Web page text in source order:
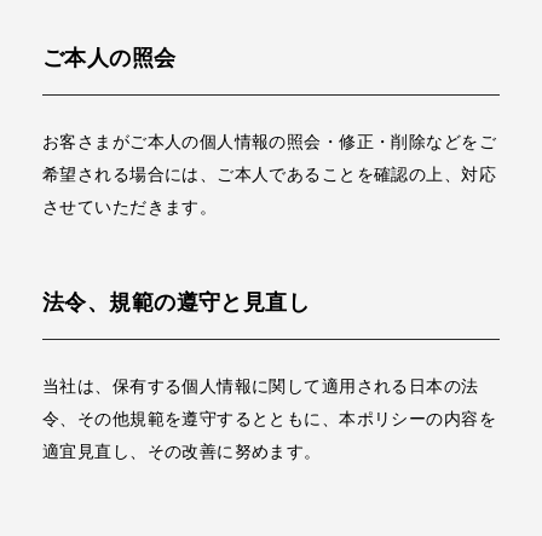
ご本人の照会
お客さまがご本人の個人情報の照会・修正・削除などをご
希望される場合には、ご本人であることを確認の上、対応
させていただきます。
法令、規範の遵守と見直し
当社は、保有する個人情報に関して適用される日本の法
令、その他規範を遵守するとともに、本ポリシーの内容を
適宜見直し、その改善に努めます。